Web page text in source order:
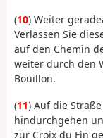
(10) Weiter
Verlassen Sie
auf den Chemin
weiter durch den
Bouillon.
(11) Auf die
hindurchgehen
zur Croix du Fin